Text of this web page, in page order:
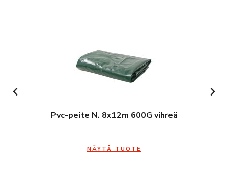
Pvc-peite N. 8x12m 600G vihreä
NÄYTÄ TUOTE